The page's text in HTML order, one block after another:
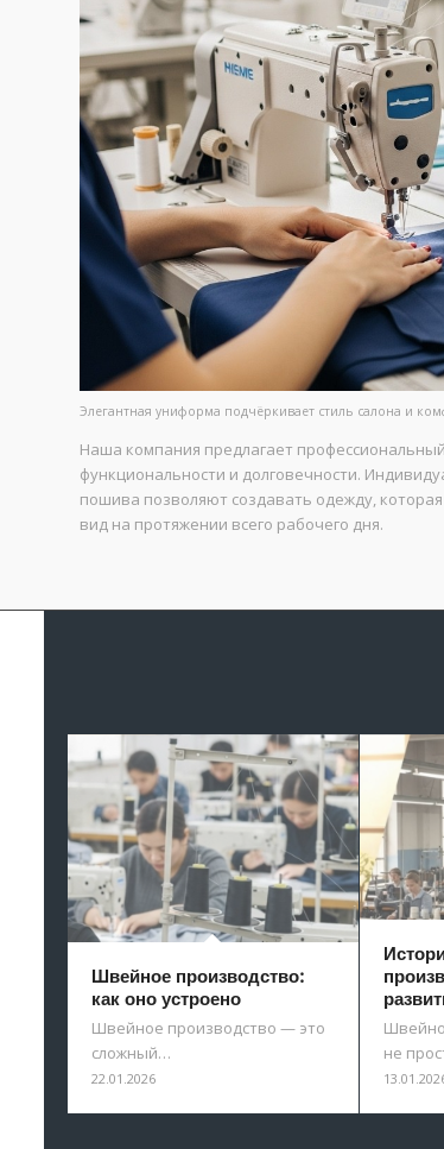
Элегантная униформа подчёркивает стиль салона и
Наша компания предлагает
функциональности и долговечности.
пошива позволяют создавать одежду,
вид на протяжении всего рабочего дня.
Швейное производство:
как оно устроено
Швейное производство — это
сложный…
22.01.2026
не